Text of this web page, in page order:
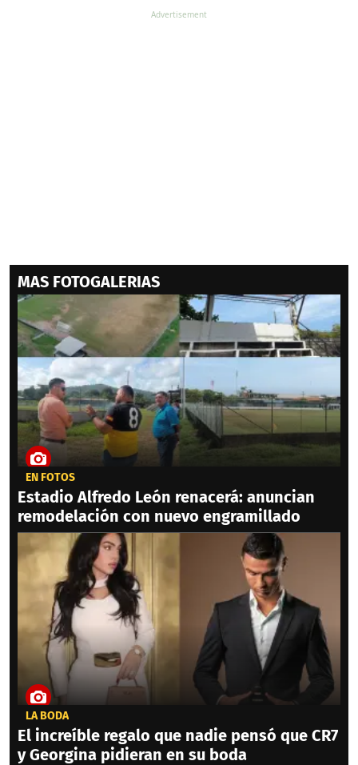
MAS FOTOGALERIAS
EN FOTOS
Estadio Alfredo León renacerá: anuncian
remodelación con nuevo engramillado
LA BODA
El increíble regalo que nadie pensó que CR7
y Georgina pidieran en su boda